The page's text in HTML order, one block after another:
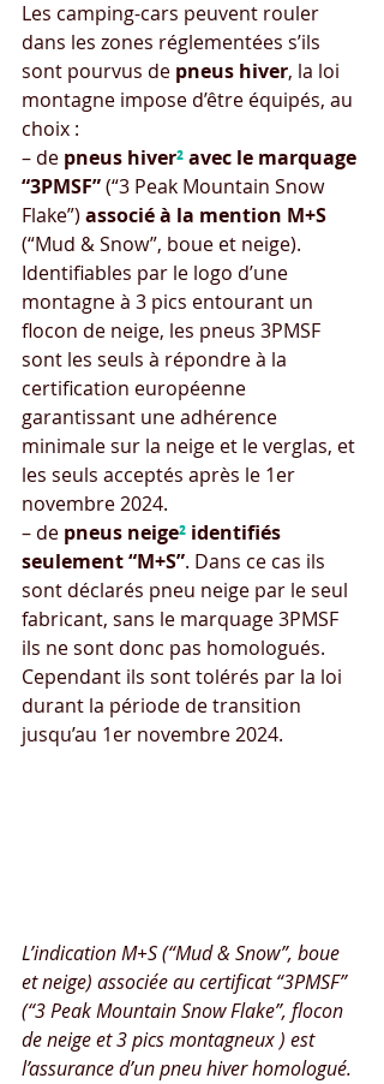
Les camping-cars peuvent rouler
dans les zones réglementées s’ils
sont pourvus de pneus hiver, la loi
montagne impose d’être équipés, au
choix :
– de pneus hiver² avec le marquage
“3PMSF” (“3 Peak Mountain Snow
Flake”) associé à la mention M+S
(“Mud & Snow”, boue et neige).
Identifiables par le logo d’une
montagne à 3 pics entourant un
flocon de neige, les pneus 3PMSF
sont les seuls à répondre à la
certification européenne
garantissant une adhérence
minimale sur la neige et le verglas, et
les seuls acceptés après le 1er
novembre 2024.
– de pneus neige² identifiés
seulement “M+S”. Dans ce cas ils
sont déclarés pneu neige par le seul
fabricant, sans le marquage 3PMSF
ils ne sont donc pas homologués.
Cependant ils sont tolérés par la loi
durant la période de transition
jusqu’au 1er novembre 2024.
L’indication M+S (“Mud & Snow”, boue
et neige) associée au certificat “3PMSF”
(“3 Peak Mountain Snow Flake”, flocon
de neige et 3 pics montagneux ) est
l’assurance d’un pneu hiver homologué.